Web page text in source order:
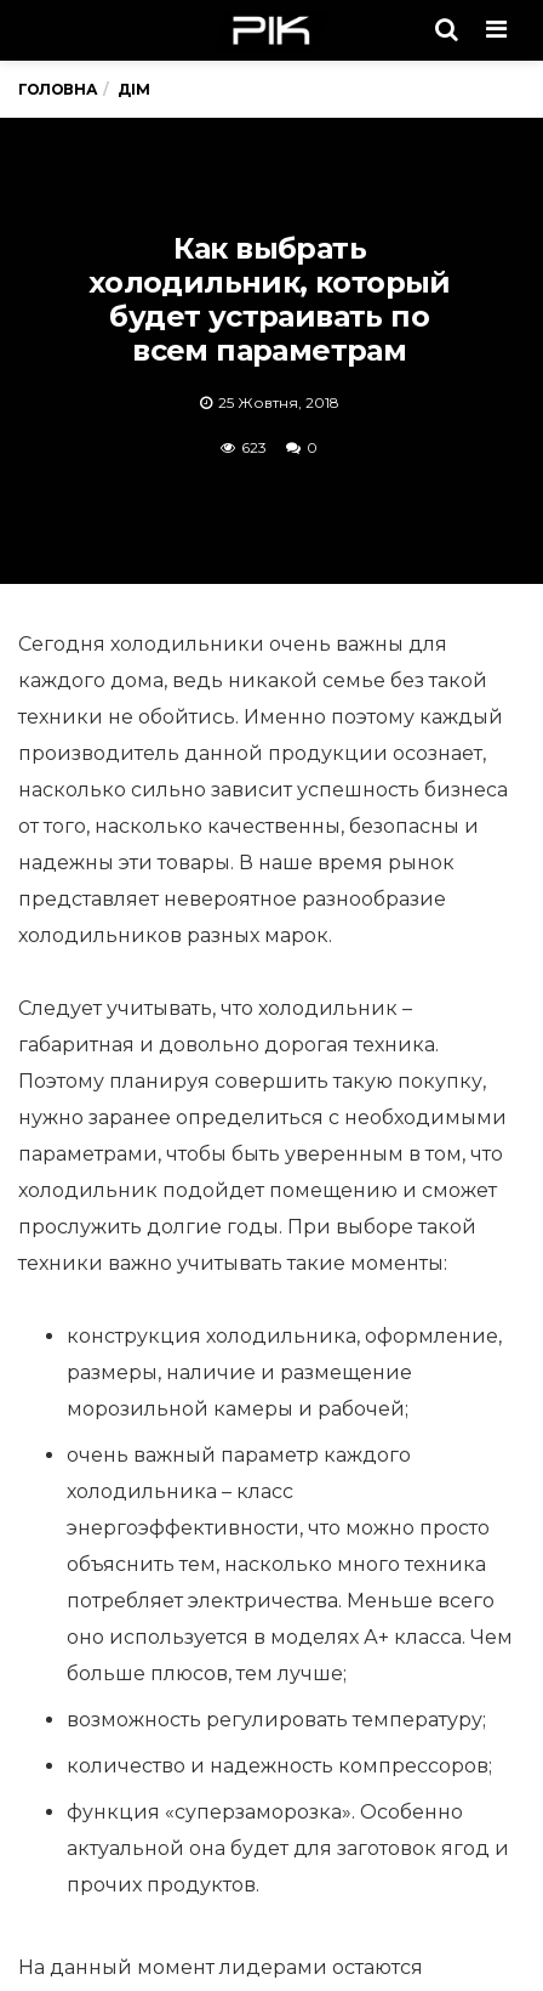
ГОЛОВНА ДІМ
Как выбрать
холодильник, который
будет устраивать по
всем параметрам
25 Жовтня, 2018
623 0
Сегодня холодильники очень важны для
каждого дома, ведь никакой семье без такой
техники не обойтись. Именно поэтому каждый
производитель данной продукции осознает,
насколько сильно зависит успешность бизнеса
от того, насколько качественны, безопасны и
надежны эти товары. В наше время рынок
представляет невероятное разнообразие
холодильников разных марок.
Следует учитывать, что холодильник –
габаритная и довольно дорогая техника.
Поэтому планируя совершить такую покупку,
нужно заранее определиться с необходимыми
параметрами, чтобы быть уверенным в том, что
холодильник подойдет помещению и сможет
прослужить долгие годы. При выборе такой
техники важно учитывать такие моменты:
конструкция холодильника, оформление,
размеры, наличие и размещение
морозильной камеры и рабочей;
очень важный параметр каждого
холодильника – класс
энергоэффективности, что можно просто
объяснить тем, насколько много техника
потребляет электричества. Меньше всего
оно используется в моделях А+ класса. Чем
больше плюсов, тем лучше;
возможность регулировать температуру;
количество и надежность компрессоров;
функция «суперзаморозка». Особенно
актуальной она будет для заготовок ягод и
прочих продуктов.
На данный момент лидерами остаются